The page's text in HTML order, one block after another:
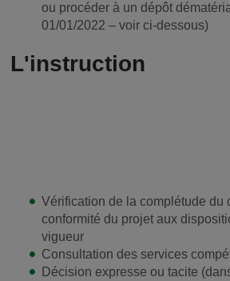
ou procéder à un dépôt
01/01/2022 – voir ci-dessous)
L'instruction
Vérification de la complétude du
conformité du projet aux
vigueur
Consultation des services
Décision expresse ou tacite